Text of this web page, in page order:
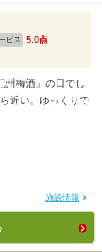
ビス 5.0点
州梅酒』の日でし
近い。ゆっくりで
施設情報